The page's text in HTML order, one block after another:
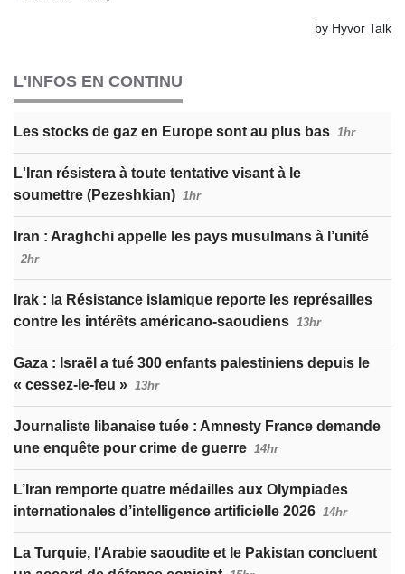
L'INFOS EN CONTINU
Les stocks de gaz en Europe sont au plus bas 1hr
L'Iran résistera à toute tentative visant à le
soumettre (Pezeshkian) 1hr
Iran : Araghchi appelle les pays musulmans à l’unité
2hr
Irak : la Résistance islamique reporte les représailles
contre les intérêts américano-saoudiens 13hr
Gaza : Israël a tué 300 enfants palestiniens depuis le
« cessez-le-feu » 13hr
Journaliste libanaise tuée : Amnesty France demande
une enquête pour crime de guerre 14hr
L’Iran remporte quatre médailles aux Olympiades
internationales d’intelligence artificielle 2026 14hr
La Turquie, l’Arabie saoudite et le Pakistan concluent